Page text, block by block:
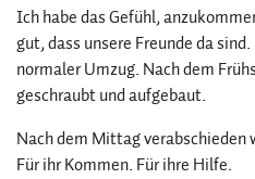
Ich habe das Gefühl,
gut, dass unsere Freunde da
normaler Umzug. Nach dem
geschraubt und aufgebaut.
Nach dem Mittag verabschieden
Für ihr Kommen. Für ihre Hilfe.